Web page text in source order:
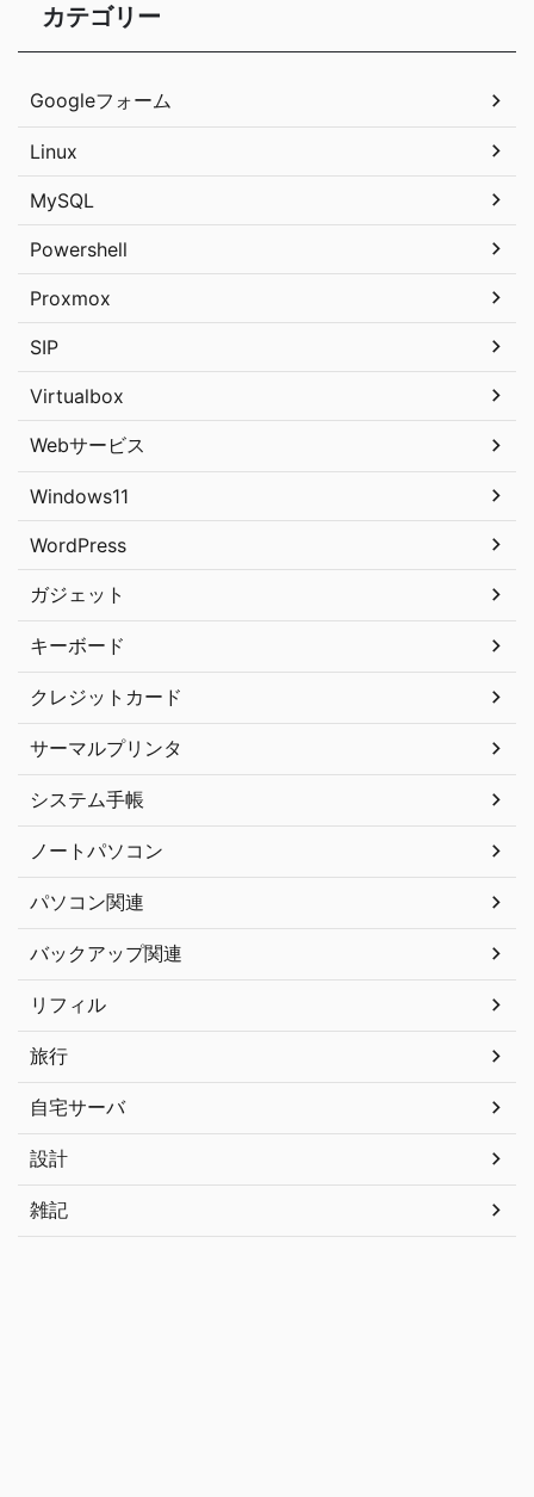
カテゴリー
Googleフォーム
Linux
MySQL
Powershell
Proxmox
SIP
Virtualbox
Webサービス
Windows11
WordPress
ガジェット
キーボード
クレジットカード
サーマルプリンタ
システム手帳
ノートパソコン
パソコン関連
バックアップ関連
リフィル
旅行
自宅サーバ
設計
雑記